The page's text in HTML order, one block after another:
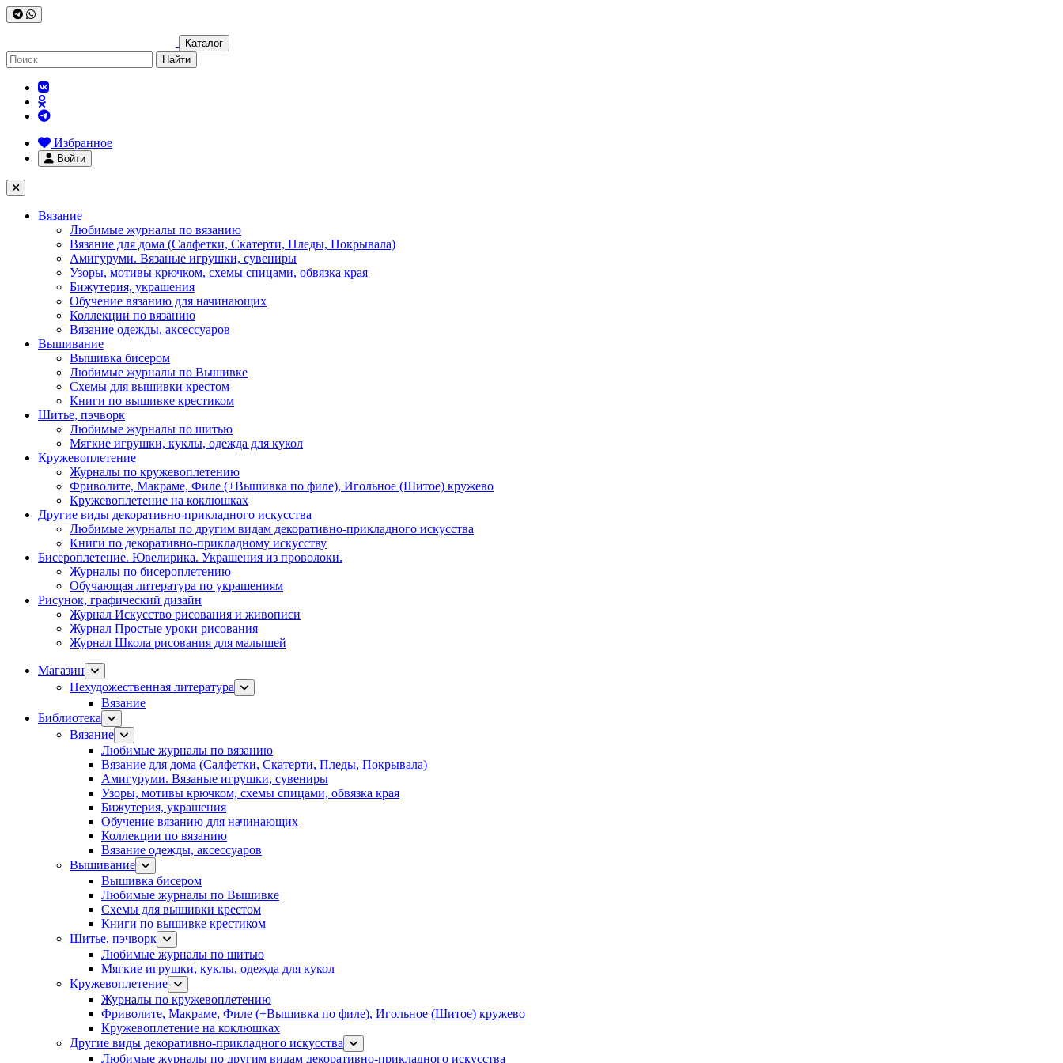
Каталог
Найти
Избранное
Войти
Вязание
Любимые журналы по вязанию
Вязание для дома (Салфетки, Скатерти, Пледы, Покрывала)
Амигуруми. Вязаные игрушки, сувениры
Узоры, мотивы крючком, схемы спицами, обвязка края
Бижутерия, украшения
Обучение вязанию для начинающих
Коллекции по вязанию
Вязание одежды, аксессуаров
Вышивание
Вышивка бисером
Любимые журналы по Вышивке
Схемы для вышивки крестом
Книги по вышивке крестиком
Шитье, пэчворк
Любимые журналы по шитью
Мягкие игрушки, куклы, одежда для кукол
Кружевоплетение
Журналы по кружевоплетению
Фриволите, Макраме, Филе (+Вышивка по филе), Игольное (Шитое) кружево
Кружевоплетение на коклюшках
Другие виды декоративно-прикладного искусства
Любимые журналы по другим видам декоративно-прикладного искусства
Книги по декоративно-прикладному искусству
Бисероплетение. Ювелирика. Украшения из проволоки.
Журналы по бисероплетению
Обучающая литература по украшениям
Рисунок, графический дизайн
Журнал Искусство рисования и живописи
Журнал Простые уроки рисования
Журнал Школа рисования для малышей
Магазин
Нехудожественная литература
Вязание
Библиотека
Вязание
Любимые журналы по вязанию
Вязание для дома (Салфетки, Скатерти, Пледы, Покрывала)
Амигуруми. Вязаные игрушки, сувениры
Узоры, мотивы крючком, схемы спицами, обвязка края
Бижутерия, украшения
Обучение вязанию для начинающих
Коллекции по вязанию
Вязание одежды, аксессуаров
Вышивание
Вышивка бисером
Любимые журналы по Вышивке
Схемы для вышивки крестом
Книги по вышивке крестиком
Шитье, пэчворк
Любимые журналы по шитью
Мягкие игрушки, куклы, одежда для кукол
Кружевоплетение
Журналы по кружевоплетению
Фриволите, Макраме, Филе (+Вышивка по филе), Игольное (Шитое) кружево
Кружевоплетение на коклюшках
Другие виды декоративно-прикладного искусства
Любимые журналы по другим видам декоративно-прикладного искусства